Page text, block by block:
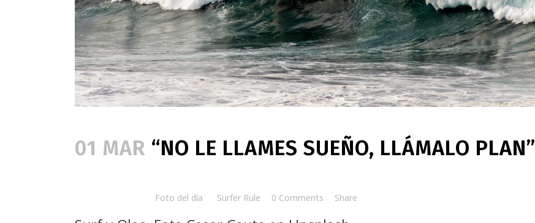
01 MAR “NO LE LLAMES SUEÑO, LLÁMALO PLAN”
Foto del día Surfer Rule 0 Comments Share